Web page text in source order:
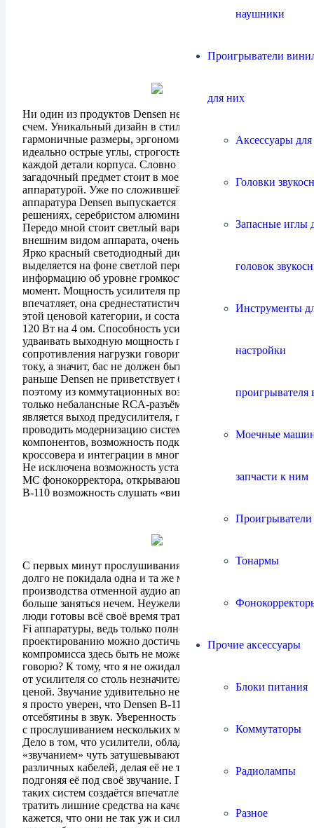
наушники
Проигрыватели
для них
Аксессуары
Головки
Запасные иглы
головок
Инструменты
настройки
проигрывателя
Моечные
запчасти к ним
Тонармы
Прочие аксессуары
Блоки питания
Коммутаторы
Радиолампы
Разное
Ни один из продуктов Densen невозможно спутать ни
счем. Уникальный дизайн в стиле минимализм,
гармоничные размеры, эргономичность исполнения,
идеально острые углы, строгость и элегантность в
каждой детали корпуса. Словно гость из будущего
загадочный предмет стоит в моей стойке с
аппаратурой. Уже по сложившейся традиции вся
аппаратура Densen выпускается в двух цветовых
решениях, серебристом алюминии и чёрном цвете.
Передо мной стоит светлый вариант, я очарован
внешним видом аппарата, очень солидно и строго.
Ярко красный светодиодный дисплей довольно сильно
выделяется на фоне светлой передней панели и несёт
информацию об уровне громкости в настоящий
момент. Мощность усилителя при первом взгляде не
впечатляет, она среднестатистическая для усилителя
этой ценовой категории, и составляет 60 Вт на 8 ом и
120 Вт на 4 ом. Способность усилителя без проблем
удваивать выходную мощность при падении
сопротивления нагрузки говорит о неплохой отдачи по
току, а значит, бас не должен быть размыт. Как и
раньше Densen не приветствует балансные схемы,
поэтому из коммутационных возможностей имеются
только небалансные RCA-разъёмы. Явным плюсом
является выход предусилителя, позволяющий
проводить модернизацию системы без полной замены
компонентов, возможность подключения активного
кроссовера и интеграции в многокомнатные системы.
Не исключена возможность установки плат ММ или
МС фонокорректора, открывающая владельцу Densen
B-110 возможность слушать «виниловый» звук.
С первых минут прослушивания, меня достаточно
долго не покидала одна и та же мысль, что кроме
производства отменной аудио аппаратуры в Дании
больше заняться нечем. Неужели там так скучно, что
люди готовы всё своё время тратить на разработку Hi-
Fi аппаратуры, ведь только полностью посветив себя
проектированию можно достичь подобного качества,
компромисса здесь быть не может. К чему я это
говорю? К тому, что я не ожидал подобного звучания
от усилителя со столь незначительной, по меркам Hi-Fi,
ценой. Звучание удивительно нейтрально, кажется, нет,
я просто уверен, что Densen B-110 не вносит
отсебятины в звук. Уверенность пришла ко мне вместе
с прослушиванием нескольких межблочных кабелей.
Дело в том, что усилители, обладающие собственных
«звучанием» чуть затушевывают разницу звучания
различных кабелей, делая её не такой явной и частично
подгоняя её под своё звучание. При прослушивании
таких систем создаётся впечатление, что нет смысла
тратить лишние средства на качественные кабели, ведь,
кажется, что они не так уж и сильно влияют на звук, но